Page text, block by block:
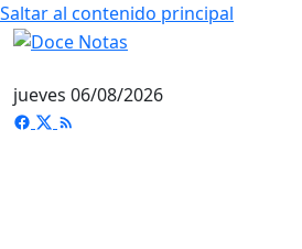
Saltar al contenido principal
jueves 06/08/2026